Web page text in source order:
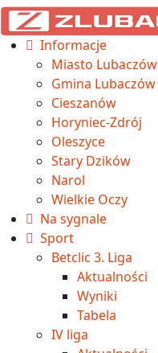
Informacje
Miasto Lubaczów
Gmina Lubaczów
Cieszanów
Horyniec-Zdrój
Oleszyce
Stary Dzików
Narol
Wielkie Oczy
Na sygnale
Sport
Betclic 3. Liga
Aktualności
Wyniki
Tabela
IV liga